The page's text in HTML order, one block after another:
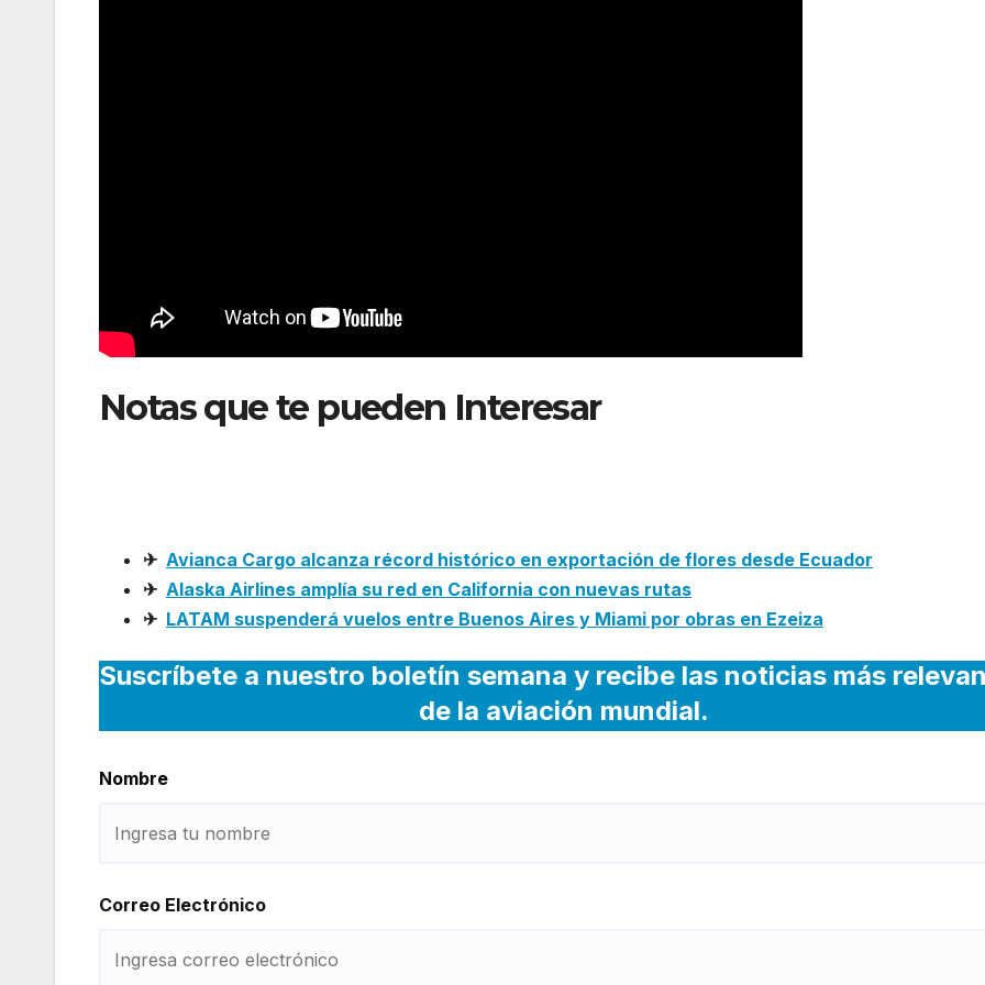
Notas que te pueden Interesar: Avianca trasladará
✈ Avianca Cargo alcanza récord histórico en exportación de flores desde Ecuador
✈ Alaska Airlines amplía su red en California con nuevas rutas
✈ LATAM suspenderá vuelos entre Buenos Aires y Miami por obras en Ezeiza
Suscríbete a nuestro boletín semana y recibe las noticias más
de la aviación mundial.
Nombre
Correo Electrónico